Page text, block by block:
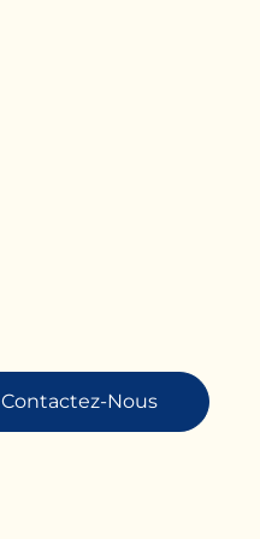
Contactez-Nous